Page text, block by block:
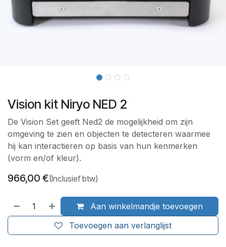
Vision kit Niryo NED 2
De Vision Set geeft Ned2 de mogelijkheid om zijn
omgeving te zien en objecten te detecteren waarmee
hij kan interactieren op basis van hun kenmerken
(vorm en/of kleur).
966,00 €(Inclusief btw)
Aan winkelmandje toevoegen
Toevoegen aan verlanglijst